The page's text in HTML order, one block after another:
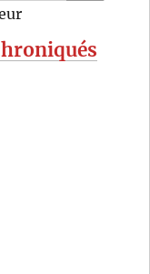
Allen